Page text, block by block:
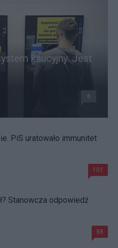
kaucyjny. Jest
6
PiS uratowało immunitet
101
Stanowcza odpowiedź
88